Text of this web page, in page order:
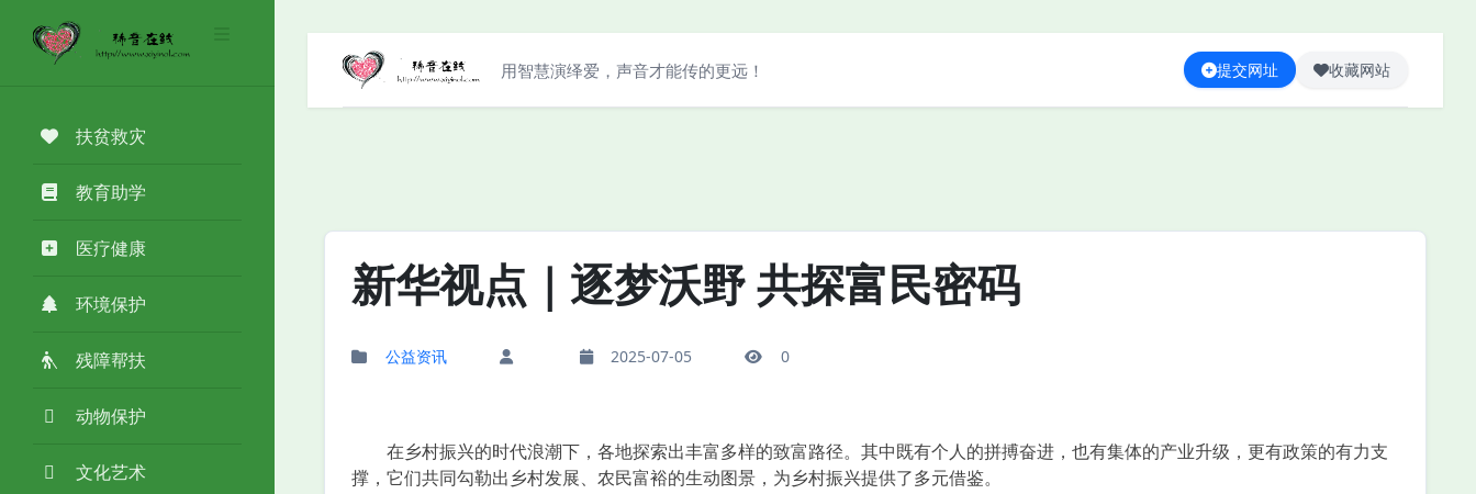
扶贫救灾
教育助学
医疗健康
环境保护
残障帮扶
动物保护
文化艺术
用智慧演绎爱，声音才能传的更远！ 提交网址 收藏网站
新华视点｜逐梦沃野 共探富民密码
公益资讯 2025-07-05 0
在乡村振兴的时代浪潮下，各地探索出丰富多样的致富路径。其中既有个人的拼搏奋进，也有集体的产业升级，更有政策的有力支
撑，它们共同勾勒出乡村发展、农民富裕的生动图景，为乡村振兴提供了多元借鉴。